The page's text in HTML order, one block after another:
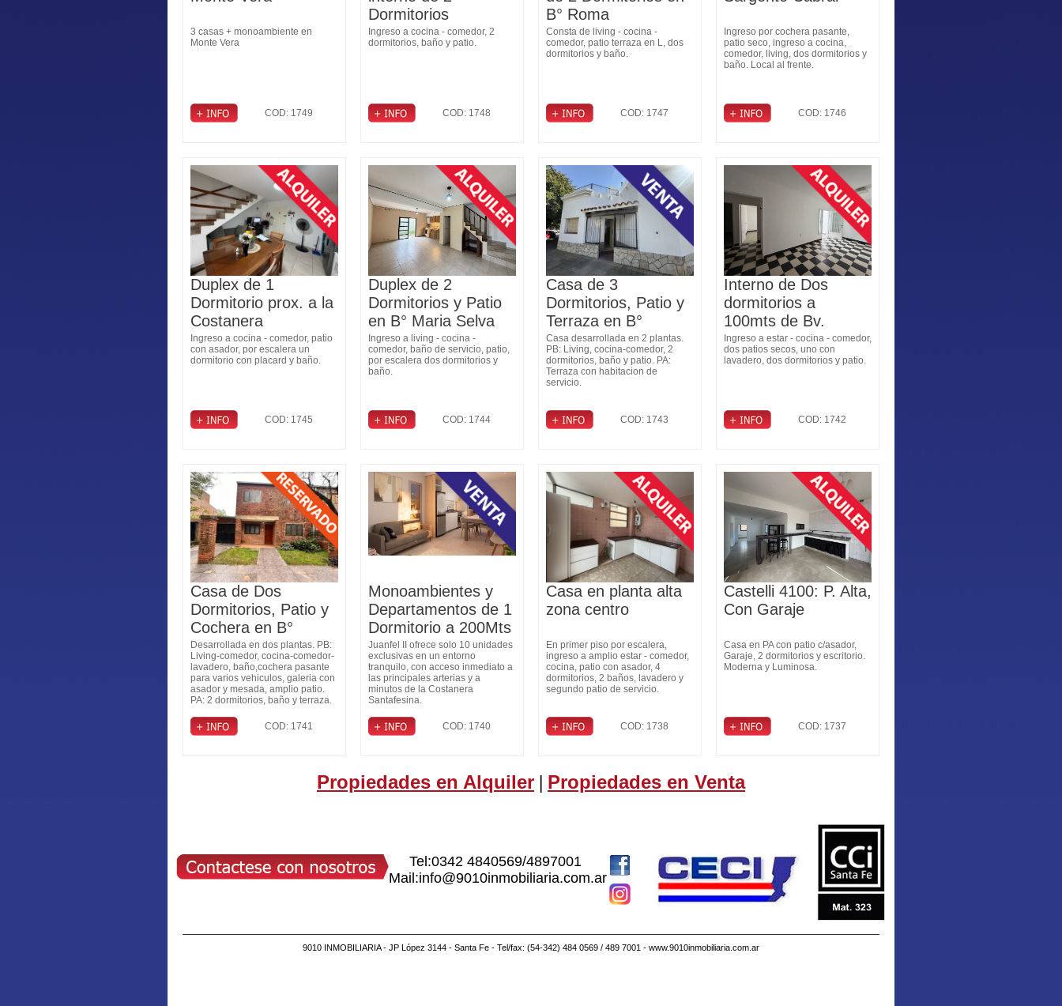
3 casas + monoambiente en
Monte Vera
COD: 1749
Dormitorios
Ingreso a cocina - comedor, 2
dormitorios, baño y patio.
COD: 1748
B° Roma
Consta de living - cocina -
comedor, patio terraza en L, dos
dormitorios y baño.
COD: 1747
Ingreso por cochera pasante,
patio seco, ingreso a cocina,
comedor, living, dos dormitorios y
baño. Local al frente.
COD: 1746
Duplex de 1
Dormitorio prox. a la
Costanera
Ingreso a cocina - comedor, patio
con asador, por escalera un
dormitorio con placard y baño.
COD: 1745
Duplex de 2
Dormitorios y Patio
en B° Maria Selva
Ingreso a living - cocina -
comedor, baño de servicio, patio,
por escalera dos dormitorios y
baño.
COD: 1744
Casa de 3
Dormitorios, Patio y
Terraza en B°
Fomento 9 de Julio
Casa desarrollada en 2 plantas.
PB: Living, cocina-comedor, 2
dormitorios, baño y patio. PA:
Terraza con habitacion de
servicio.
COD: 1743
Interno de Dos
dormitorios a
100mts de Bv.
Pellegrini
Ingreso a estar - cocina - comedor,
dos patios secos, uno con
lavadero, dos dormitorios y patio.
COD: 1742
Casa de Dos
Dormitorios, Patio y
Cochera en B°
Judiciales
Desarrollada en dos plantas. PB:
Living-comedor, cocina-comedor-
lavadero, baño,cochera pasante
para varios vehiculos, galeria con
asador y mesada, amplio patio.
PA: 2 dormitorios, baño y terraza.
COD: 1741
Monoambientes y
Departamentos de 1
Dormitorio a 200Mts
de General Paz
Juanfel II ofrece solo 10 unidades
exclusivas en un entorno
tranquilo, con acceso inmediato a
las principales arterias y a
minutos de la Costanera
Santafesina.
COD: 1740
Casa en planta alta
zona centro
En primer piso por escalera,
ingreso a amplio estar - comedor,
cocina, patio con asador, 4
dormitorios, 2 baños, lavadero y
segundo patio de servicio.
COD: 1738
Castelli 4100: P. Alta,
Con Garaje
Casa en PA con patio c/asador,
Garaje, 2 dormitorios y escritorio.
Moderna y Luminosa.
COD: 1737
Propiedades en Alquiler Propiedades en Venta
Tel:0342 4840569/4897001
Mail:info@9010inmobiliaria.com.ar
9010 INMOBILIARIA - JP López 3144 - Santa Fe - Tel/fax: (54-342) 484 0569 / 489 7001 - www.9010inmobiliaria.com.ar